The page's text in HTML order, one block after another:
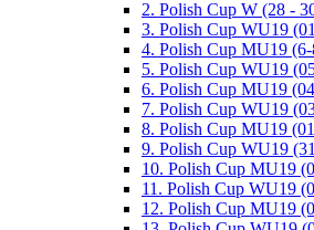
2. Polish Cup W (28 -
3. Polish Cup WU19
4. Polish Cup MU19
5. Polish Cup WU19
6. Polish Cup MU19
7. Polish Cup WU19
8. Polish Cup MU19
9. Polish Cup WU19
10. Polish Cup MU19
11. Polish Cup WU19
12. Polish Cup MU19